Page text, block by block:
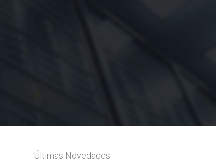
Últimas Novedades